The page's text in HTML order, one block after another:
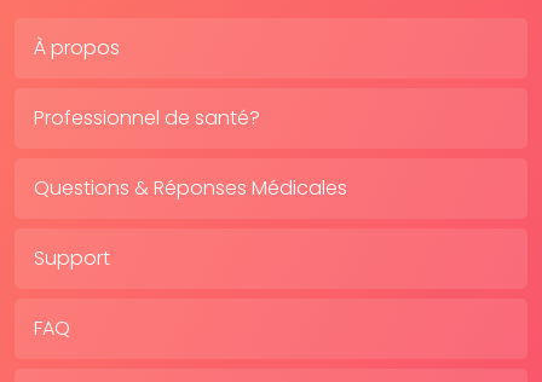
À propos
Professionnel de santé?
Questions & Réponses Médicales
Support
FAQ